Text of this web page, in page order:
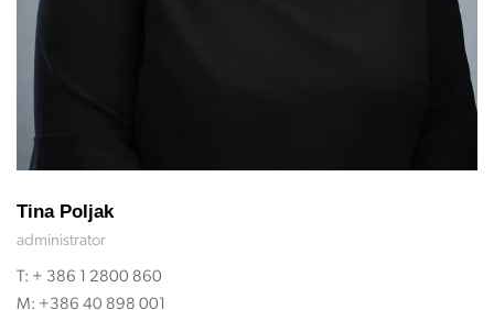
Tina Poljak
administrator
T: + 386 1 2800 860
M: +386 40 898 001